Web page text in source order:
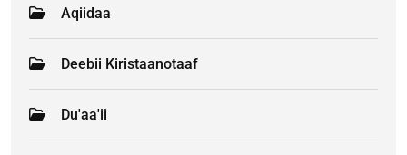
Aqiidaa
Deebii Kiristaanotaaf
Du'aa'ii